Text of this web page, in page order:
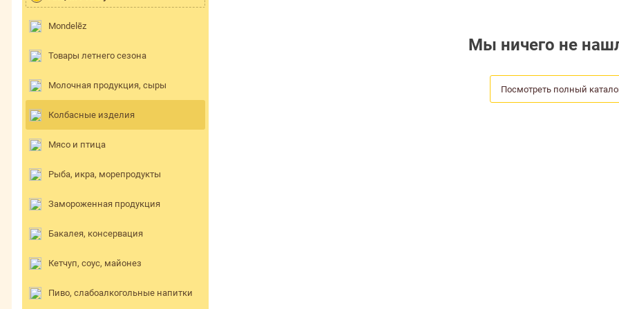
Mondelēz
Товары летнего сезона
Молочная продукция, сыры
Колбасные изделия
Мясо и птица
Рыба, икра, морепродукты
Замороженная продукция
Бакалея, консервация
Кетчуп, соус, майонез
Пиво, слабоалкогольные напитки
Мы ничего не
Посмотреть полный